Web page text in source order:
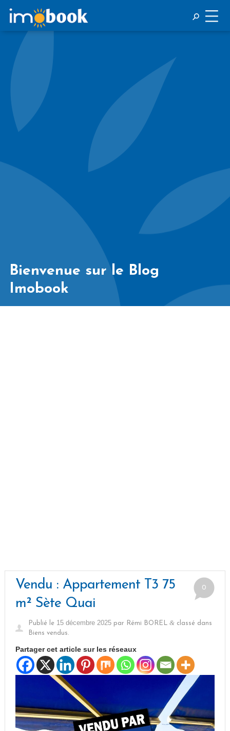
Bienvenue sur le Blog
Imobook
0
Vendu : Appartement T3 75
m² Sète Quai
Publié le 15 décembre 2025par Rémi BOREL &classé dans
Biens vendus.
Partager cet article sur les réseaux